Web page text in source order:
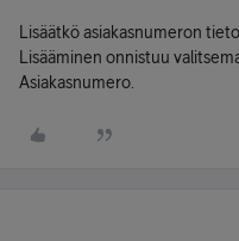
Lisäätkö asiakasnumeron
Lisääminen onnistuu
Asiakasnumero.